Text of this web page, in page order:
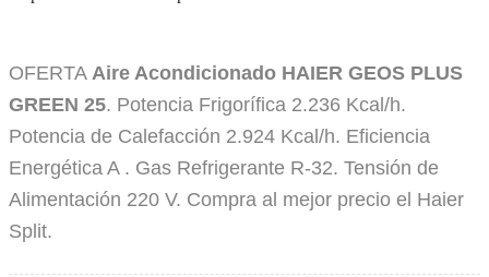
OFERTAAire Acondicionado HAIER GEOS PLUS
GREEN 25. Potencia Frigorífica 2.236 Kcal/h.
Potencia de Calefacción 2.924 Kcal/h. Eficiencia
Energética A . Gas Refrigerante R-32. Tensión de
Alimentación 220 V. Compra al mejor precio el Haier
Split.